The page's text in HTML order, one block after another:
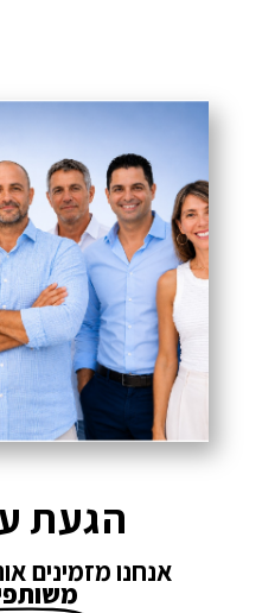
הגעת
אנחנו מזמינים